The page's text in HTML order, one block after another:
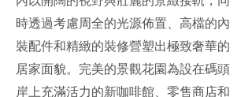
時透過考慮周全的光源佈置、高檔的內
裝配件和精緻的裝修營塑出極致奢華的
居家面貌。完美的景觀花園為設在碼頭